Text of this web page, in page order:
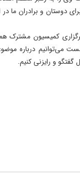
دوستان و برادران ما
کمیسیون مشترک
درباره
و رایزنی کنیم.